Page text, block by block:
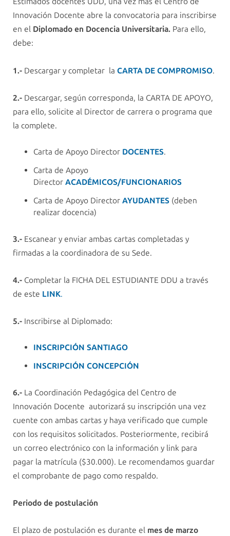
Innovación Docente abre la convocatoria para inscribirse
en el Diplomado en Docencia Universitaria. Para ello,
debe:
1.- Descargar y completar la CARTA DE COMPROMISO.
2.- Descargar, según corresponda, la CARTA DE APOYO,
para ello, solicite al Director de carrera o programa que
la complete.
Carta de Apoyo Director DOCENTES.
Carta de Apoyo
Director ACADÉMICOS/FUNCIONARIOS
Carta de Apoyo Director AYUDANTES (deben
realizar docencia)
3.- Escanear y enviar ambas cartas completadas y
firmadas a la coordinadora de su Sede.
4.- Completar la FICHA DEL ESTUDIANTE DDU a través
de este LINK.
5.- Inscribirse al Diplomado:
INSCRIPCIÓN SANTIAGO
INSCRIPCIÓN CONCEPCIÓN
6.- La Coordinación Pedagógica del Centro de
Innovación Docente autorizará su inscripción una vez
cuente con ambas cartas y haya verificado que cumple
con los requisitos solicitados. Posteriormente, recibirá
un correo electrónico con la información y link para
pagar la matrícula ($30.000). Le recomendamos guardar
el comprobante de pago como respaldo.
Periodo de postulación
El plazo de postulación es durante el mes de marzo